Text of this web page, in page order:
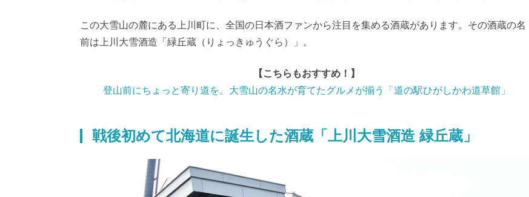
この大雪山の麓にある上川町に、全国の日本酒ファンから注目を集める酒蔵があります。その酒蔵の名
前は上川大雪酒造「緑丘蔵（りょっきゅうぐら）」。
【こちらもおすすめ！】
登山前にちょっと寄り道を。大雪山の名水が育てたグルメが揃う「道の駅ひがしかわ道草館」
戦後初めて北海道に誕生した酒蔵「上川大雪酒造 緑丘蔵」